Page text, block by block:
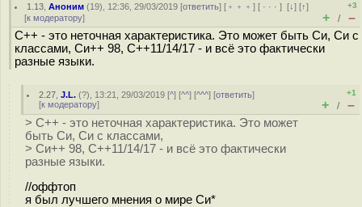
1.13 ,Аноним (19), 12:36, 29/03/2019 [ответить] [ ﹢﹢﹢] [ · · ·][↓] [↑]
[к модератору]
+3
+ / –
C++ - это неточная характеристика. Это может быть Си, Си с
классами, Си++ 98, С++11/14/17 - и всё это фактически
разные языки.
2.27 ,J.L. (?), 13:21, 29/03/2019 [^] [^^] [^^^] [ответить]
[к модератору]
+1
+ / –
> C++ - это неточная характеристика. Это может
быть Си, Си с классами,
> Си++ 98, С++11/14/17 - и всё это фактически
разные языки.
//оффтоп
я был лучшего мнения о мире Си*